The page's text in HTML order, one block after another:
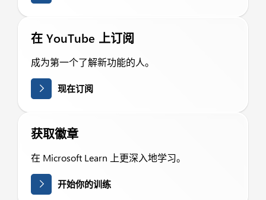
在 YouTube 上订阅
成为第一个了解新功能的人。
现在订阅
获取徽章
在 Microsoft Learn 上更深入地学习。
开始你的训练